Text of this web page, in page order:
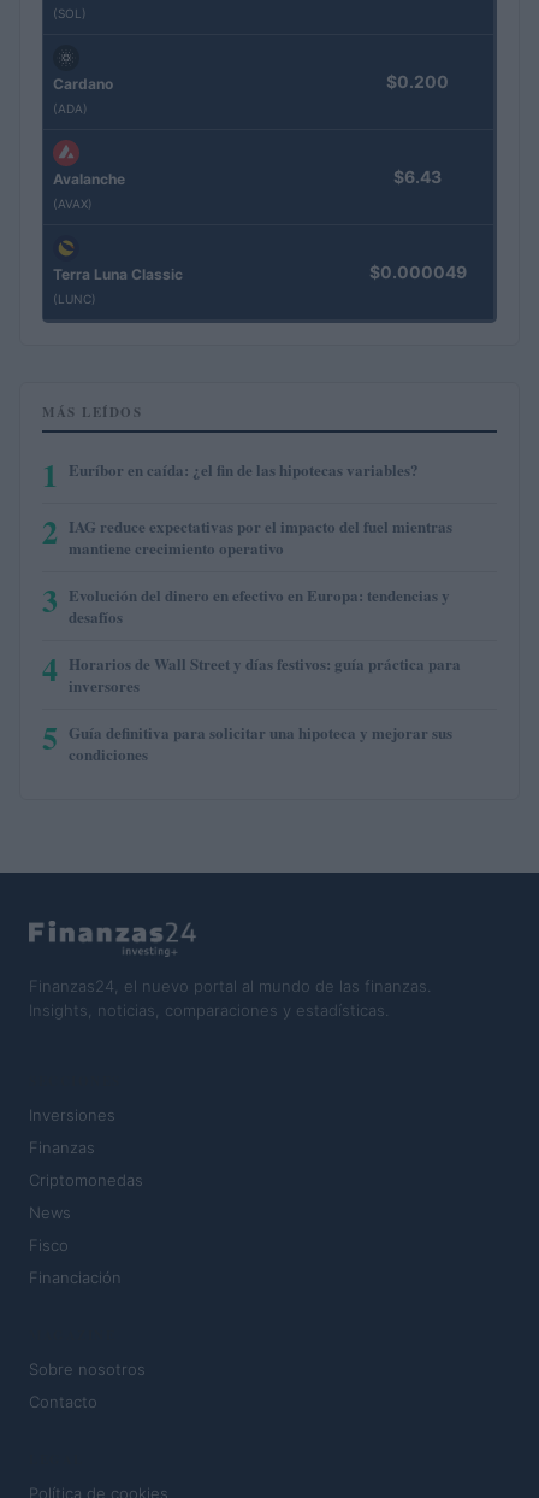
(SOL)
Cardano
(ADA)
$0.200
Avalanche
(AVAX)
$6.43
Terra Luna Classic
(LUNC)
$0.000049
MÁS LEÍDOS
1 Euríbor en caída: ¿el fin de las hipotecas variables?
2 IAG reduce expectativas por el impacto del fuel mientras
mantiene crecimiento operativo
3 Evolución del dinero en efectivo en Europa: tendencias y
desafíos
4 Horarios de Wall Street y días festivos: guía práctica para
inversores
5 Guía definitiva para solicitar una hipoteca y mejorar sus
condiciones
Finanzas24, el nuevo portal al mundo de las finanzas.
Insights, noticias, comparaciones y estadísticas.
Inversiones
Finanzas
Criptomonedas
News
Fisco
Financiación
Sobre nosotros
Contacto
Política de cookies